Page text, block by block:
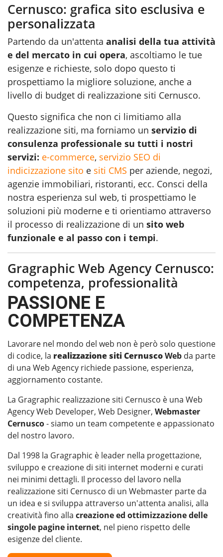
Cernusco: grafica sito esclusiva e
personalizzata
Partendo da un'attenta analisi della tua attività
e del mercato in cui opera, ascoltiamo le tue
esigenze e richieste, solo dopo questo ti
prospettiamo la migliore soluzione, anche a
livello di budget di realizzazione siti Cernusco.
Questo significa che non ci limitiamo alla
realizzazione siti, ma forniamo un servizio di
consulenza professionale su tutti i nostri
servizi: e-commerce, servizio SEO di
indicizzazione sito e siti CMS per aziende, negozi,
agenzie immobiliari, ristoranti, ecc. Consci della
nostra esperienza sul web, ti prospettiamo le
soluzioni più moderne e ti orientiamo attraverso
il processo di realizzazione di un sito web
funzionale e al passo con i tempi.
Gragraphic Web Agency Cernusco:
competenza, professionalità
PASSIONE E
COMPETENZA
Lavorare nel mondo del web non è però solo questione
di codice, la realizzazione siti CernuscoWeb da parte
di una Web Agency richiede passione, esperienza,
aggiornamento costante.
La Gragraphic realizzazione siti Cernusco è una Web
Agency Web Developer, Web Designer, Webmaster
Cernusco- siamo un team competente e appassionato
del nostro lavoro.
Dal 1998 la Gragraphic è leader nella progettazione,
sviluppo e creazione di siti internet moderni e curati
nei minimi dettagli. Il processo del lavoro nella
realizzazione siti Cernusco di un Webmaster parte da
un idea e si sviluppa attraverso un'attenta analisi, alla
creatività fino alla creazione ed ottimizzazione delle
singole pagine internet, nel pieno rispetto delle
esigenze del cliente.